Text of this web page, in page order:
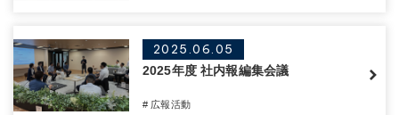
2025.06.05
2025年度 社内報編集会議
# 広報活動